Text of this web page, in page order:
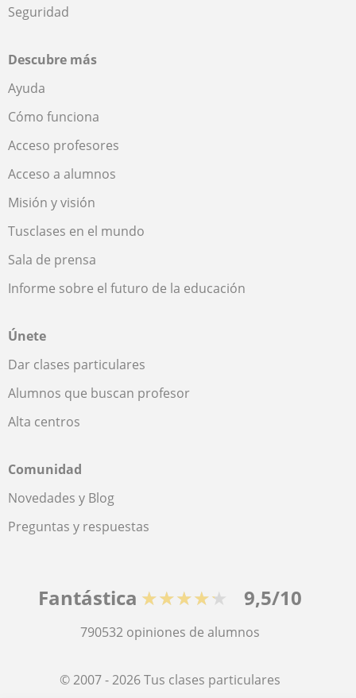
Seguridad
Descubre más
Ayuda
Cómo funciona
Acceso profesores
Acceso a alumnos
Misión y visión
Tusclases en el mundo
Sala de prensa
Informe sobre el futuro de la educación
Únete
Dar clases particulares
Alumnos que buscan profesor
Alta centros
Comunidad
Novedades y Blog
Preguntas y respuestas
Fantástica ★★★★★ 9,5/10
790532 opiniones de alumnos
© 2007 - 2026 Tus clases particulares